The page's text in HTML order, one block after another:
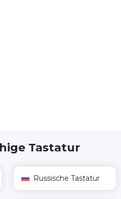
Tastatur
Russische Tastatur